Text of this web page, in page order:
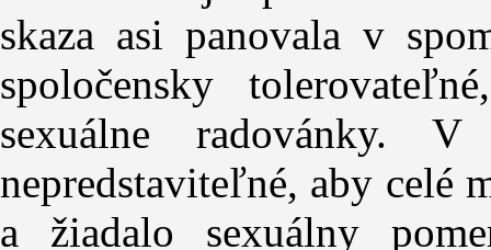
skaza asi panovala v
spoločensky
sexuálne radovánky.
nepredstaviteľné, aby celé
a žiadalo sexuálny